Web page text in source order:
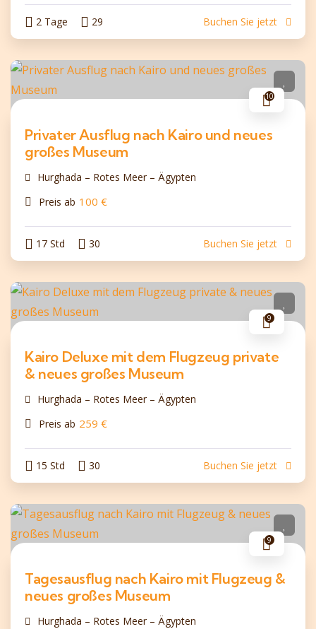
2 Tage 29 Buchen Sie jetzt
10
Privater Ausflug nach Kairo und neues
großes Museum
Hurghada – Rotes Meer – Ägypten
Preis ab 100 €
17 Std 30 Buchen Sie jetzt
9
Kairo Deluxe mit dem Flugzeug private
& neues großes Museum
Hurghada – Rotes Meer – Ägypten
Preis ab 259 €
15 Std 30 Buchen Sie jetzt
9
Tagesausflug nach Kairo mit Flugzeug &
neues großes Museum
Hurghada – Rotes Meer – Ägypten